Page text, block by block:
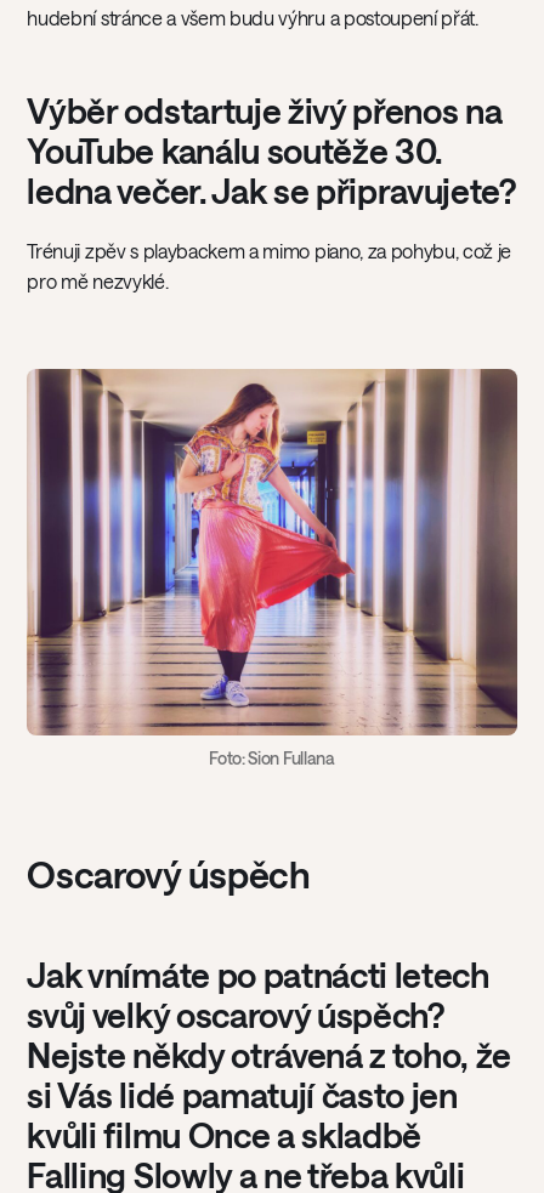
hudební stránce a všem budu výhru a postoupení přát.
Výběr odstartuje živý přenos na
YouTube kanálu soutěže 30.
ledna večer. Jak se připravujete?
Trénuji zpěv s playbackem a mimo piano, za pohybu, což je
pro mě nezvyklé.
Foto: Sion Fullana
Oscarový úspěch
Jak vnímáte po patnácti letech
svůj velký oscarový úspěch?
Nejste někdy otrávená z toho, že
si Vás lidé pamatují často jen
kvůli filmu Once a skladbě
Falling Slowly a ne třeba kvůli